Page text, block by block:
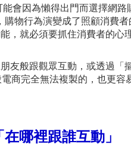
會因為懶得出門而選擇網路
物行為演變成了照顧消費
，就必須要抓住消費者的心
友般跟觀眾互動，或透過「
商完全無法複製的，也更容
哪裡跟誰互動」